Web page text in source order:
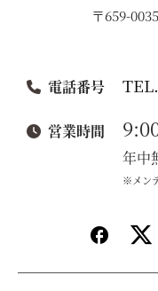
〒659-
電話番号 TEL.
営業時間
年中
※メン